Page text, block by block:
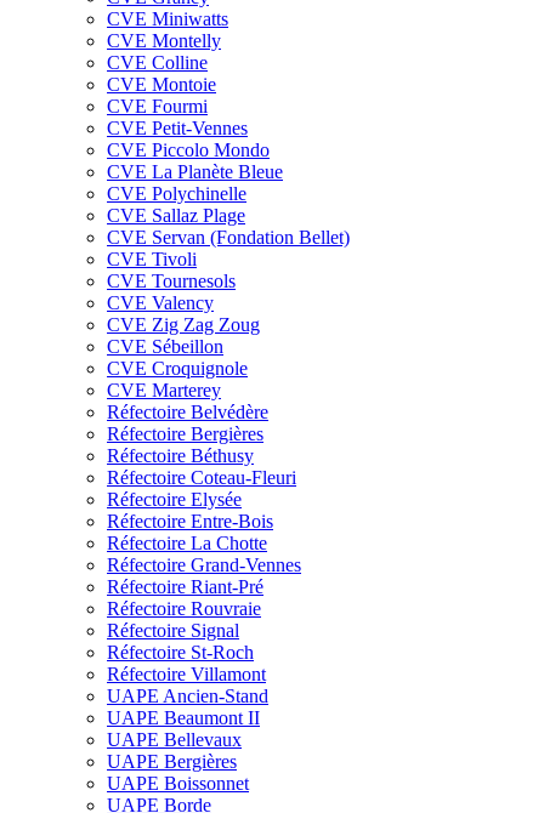
CVE Miniwatts
CVE Montelly
CVE Colline
CVE Montoie
CVE Fourmi
CVE Petit-Vennes
CVE Piccolo Mondo
CVE La Planète Bleue
CVE Polychinelle
CVE Sallaz Plage
CVE Servan (Fondation Bellet)
CVE Tivoli
CVE Tournesols
CVE Valency
CVE Zig Zag Zoug
CVE Sébeillon
CVE Croquignole
CVE Marterey
Réfectoire Belvédère
Réfectoire Bergières
Réfectoire Béthusy
Réfectoire Coteau-Fleuri
Réfectoire Elysée
Réfectoire Entre-Bois
Réfectoire La Chotte
Réfectoire Grand-Vennes
Réfectoire Riant-Pré
Réfectoire Rouvraie
Réfectoire Signal
Réfectoire St-Roch
Réfectoire Villamont
UAPE Ancien-Stand
UAPE Beaumont II
UAPE Bellevaux
UAPE Bergières
UAPE Boissonnet
UAPE Borde